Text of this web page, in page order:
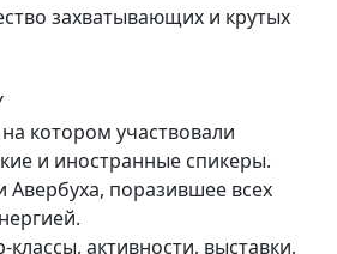
захватывающих и крутых
котором участвовали
и иностранные спикеры.
поразившее всех
активности, выставки,